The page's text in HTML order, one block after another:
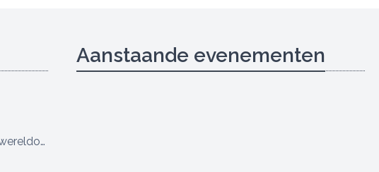
Hoe kan Europa floreren in de nieuwe wereldorde?
Aanstaande evenementen